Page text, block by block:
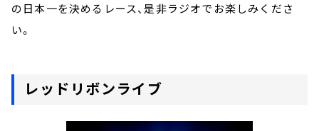
の日本一を決めるレース、是非ラジオでお楽しみくださ
い。
レッドリボンライブ